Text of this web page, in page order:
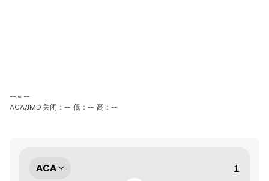
-- ~ --
ACA/JMD 关闭：-- 低：-- 高：--
ACA